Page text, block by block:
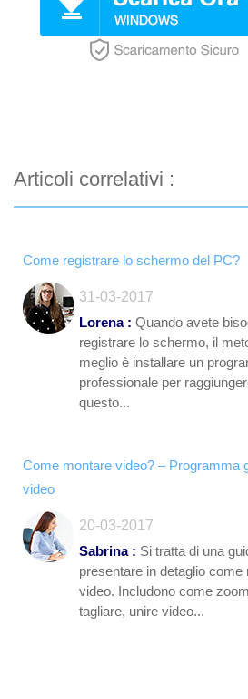
Articoli correlativi :
Come registrare lo schermo del PC?
31-03-2017
Lorena : Quando avete
registrare lo schermo, il
meglio è installare un
professionale per
questo...
Come montare video? – Programma
video
20-03-2017
Sabrina : Si tratta di una
presentare in detaglio come
video. Includono come
tagliare, unire video...